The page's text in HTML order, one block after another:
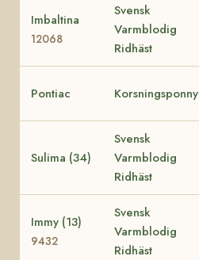
Imbaltina
12068
Svensk
Varmblodig
Ridhäst
Pontiac Korsningsponny
Sulima (34)
Svensk
Varmblodig
Ridhäst
Immy (13)
9432
Svensk
Varmblodig
Ridhäst